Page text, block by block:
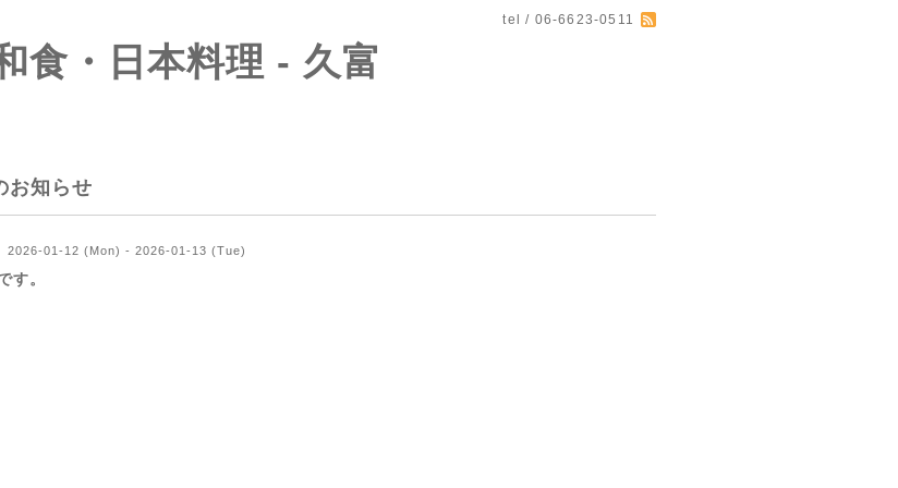
tel / 06-6623-0511
食・日本料理 - 久富
お知らせ
2026-01-12 (Mon) - 2026-01-13 (Tue)
す。